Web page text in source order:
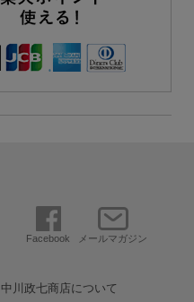
Facebook メールマガジン
中川政七商店について